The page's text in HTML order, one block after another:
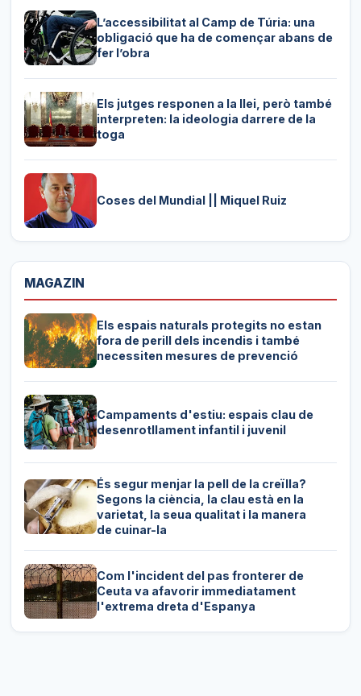
L’accessibilitat al Camp de Túria: una
obligació que ha de començar abans de
fer l’obra
Els jutges responen a la llei, però també
interpreten: la ideologia darrere de la
toga
Coses del Mundial || Miquel Ruiz
MAGAZIN
Els espais naturals protegits no estan
fora de perill dels incendis i també
necessiten mesures de prevenció
Campaments d'estiu: espais clau de
desenrotllament infantil i juvenil
És segur menjar la pell de la creïlla?
Segons la ciència, la clau està en la
varietat, la seua qualitat i la manera
de cuinar-la
Com l'incident del pas fronterer de
Ceuta va afavorir immediatament
l'extrema dreta d'Espanya